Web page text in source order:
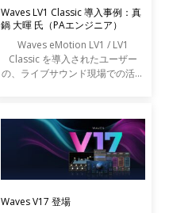
Waves LV1 Classic 導入事例：真
鍋 大暉 氏（PAエンジニア）
Waves eMotion LV1 / LV1
Classic を導入されたユーザー
の、ライブサウンド現場での活用
Waves V17 登場